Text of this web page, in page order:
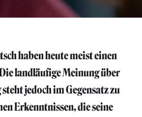
haben heute meist einen
landläufige Meinung über
jedoch im Gegensatz zu
Erkenntnissen, die seine